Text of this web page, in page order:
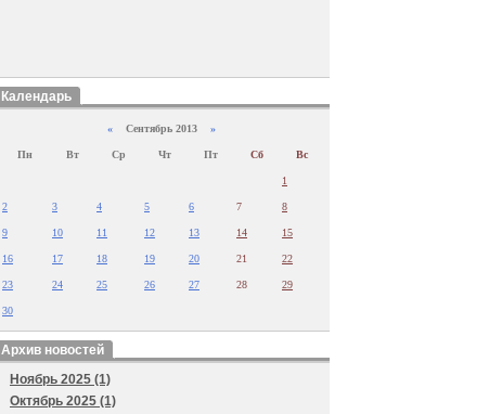
Календарь
« Сентябрь 2013 »
Пн Вт Ср Чт Пт Сб Вс
1
2 3 4 5 6 7 8
9 10 11 12 13 14 15
16 17 18 19 20 21 22
23 24 25 26 27 28 29
30
Архив новостей
Ноябрь 2025 (1)
Октябрь 2025 (1)